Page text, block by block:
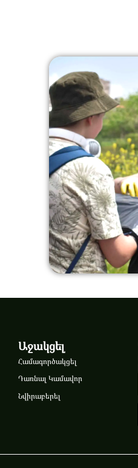
Աջակցել
Համագործակցել
Դառնալ Կամավոր
Նվիրաբերել